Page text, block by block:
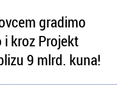
gradimo
i kroz Projekt
9 mlrd. kuna!